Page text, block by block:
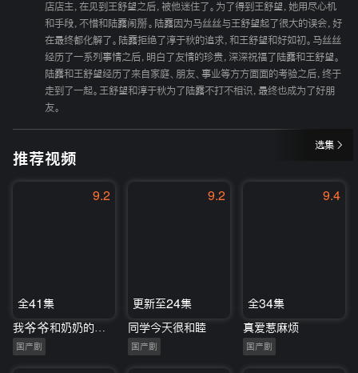
店店主，在见到王舒望之后，被他迷住了。为了得到王舒望，她用尽心机
和手段，不惜和陆露闹掰。陆露因为马丝丝与王舒望起了很大的误会，好
在最终都化解了。陆露拒绝了淳于秋的追求，和王舒望和好如初。马丝丝
经历了一系列事情之后，明白了友情的珍贵，深深祝福了陆露和王舒望。
陆露和王舒望经历了来自家庭、朋友、事业等方方面面的考验之后，终于
走到了一起。王舒望和淳于秋为了陆露不打不相识，最终也成为了好朋
友。
选集
推荐视频
9.2
全41集
国产剧
9.2
更新至24集
同学今天很和睦
国产剧
9.4
全34集
真爱惹麻烦
国产剧